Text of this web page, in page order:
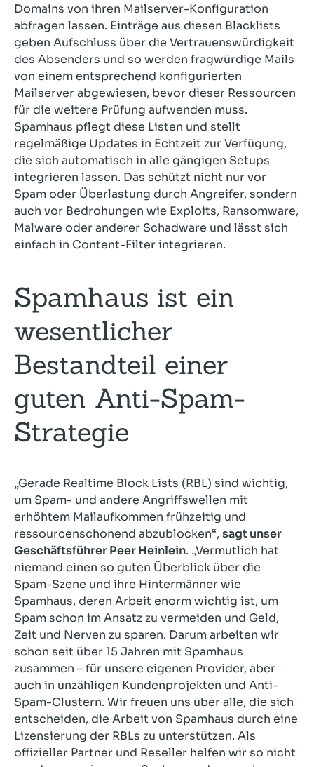
Domains von ihren Mailserver-Konfiguration
abfragen lassen. Einträge aus diesen Blacklists
geben Aufschluss über die Vertrauenswürdigkeit
des Absenders und so werden fragwürdige Mails
von einem entsprechend konfigurierten
Mailserver abgewiesen, bevor dieser Ressourcen
für die weitere Prüfung aufwenden muss.
Spamhaus pflegt diese Listen und stellt
regelmäßige Updates in Echtzeit zur Verfügung,
die sich automatisch in alle gängigen Setups
integrieren lassen. Das schützt nicht nur vor
Spam oder Überlastung durch Angreifer, sondern
auch vor Bedrohungen wie Exploits, Ransomware,
Malware oder anderer Schadware und lässt sich
einfach in Content-Filter integrieren.
Spamhaus ist ein
wesentlicher
Bestandteil einer
guten Anti-Spam-
Strategie
„Gerade Realtime Block Lists (RBL) sind wichtig,
um Spam- und andere Angriffswellen mit
erhöhtem Mailaufkommen frühzeitig und
ressourcenschonend abzublocken“, sagt unser
Geschäftsführer Peer Heinlein. „Vermutlich hat
niemand einen so guten Überblick über die
Spam-Szene und ihre Hintermänner wie
Spamhaus, deren Arbeit enorm wichtig ist, um
Spam schon im Ansatz zu vermeiden und Geld,
Zeit und Nerven zu sparen. Darum arbeiten wir
schon seit über 15 Jahren mit Spamhaus
zusammen – für unsere eigenen Provider, aber
auch in unzähligen Kundenprojekten und Anti-
Spam-Clustern. Wir freuen uns über alle, die sich
entscheiden, die Arbeit von Spamhaus durch eine
Lizensierung der RBLs zu unterstützen. Als
offizieller Partner und Reseller helfen wir so nicht